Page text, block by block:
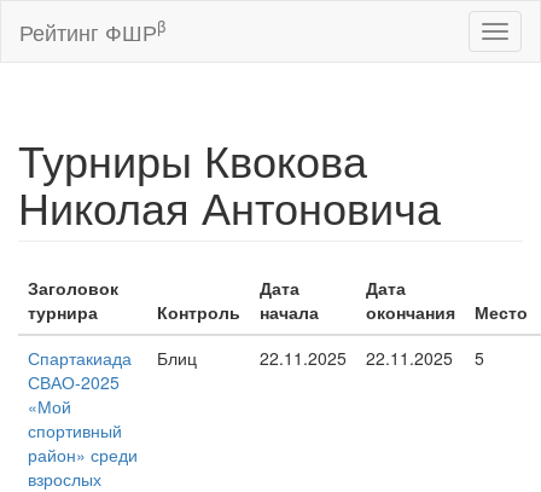
Рейтинг ФШРβ
Турниры Квокова
Николая Антоновича
Заголовок
турнира
Контроль
Дата
начала
Дата
окончания
Место
Спартакиада
СВАО-2025
«Мой
спортивный
район» среди
взрослых
Блиц 22.11.2025 22.11.2025 5